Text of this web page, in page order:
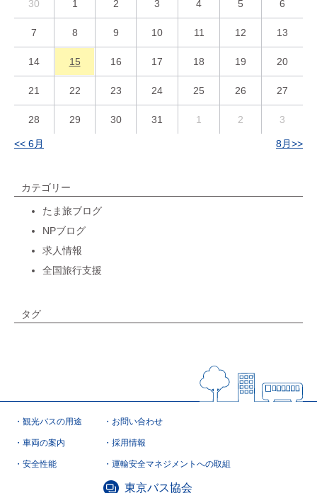
30
1 2 3 4 5 6
7 8 9 10 11 12 13
14 15 16 17 18 19 20
21 22 23 24 25 26 27
28 29 30 31 1 2 3
<< 6月 8月>>
カテゴリー
たま旅ブログ
NPブログ
求人情報
全国旅行支援
タグ
観光バスの用途
車両の案内
安全性能
お問い合わせ
採用情報
運輸安全マネジメントへの取組
東京バス協会